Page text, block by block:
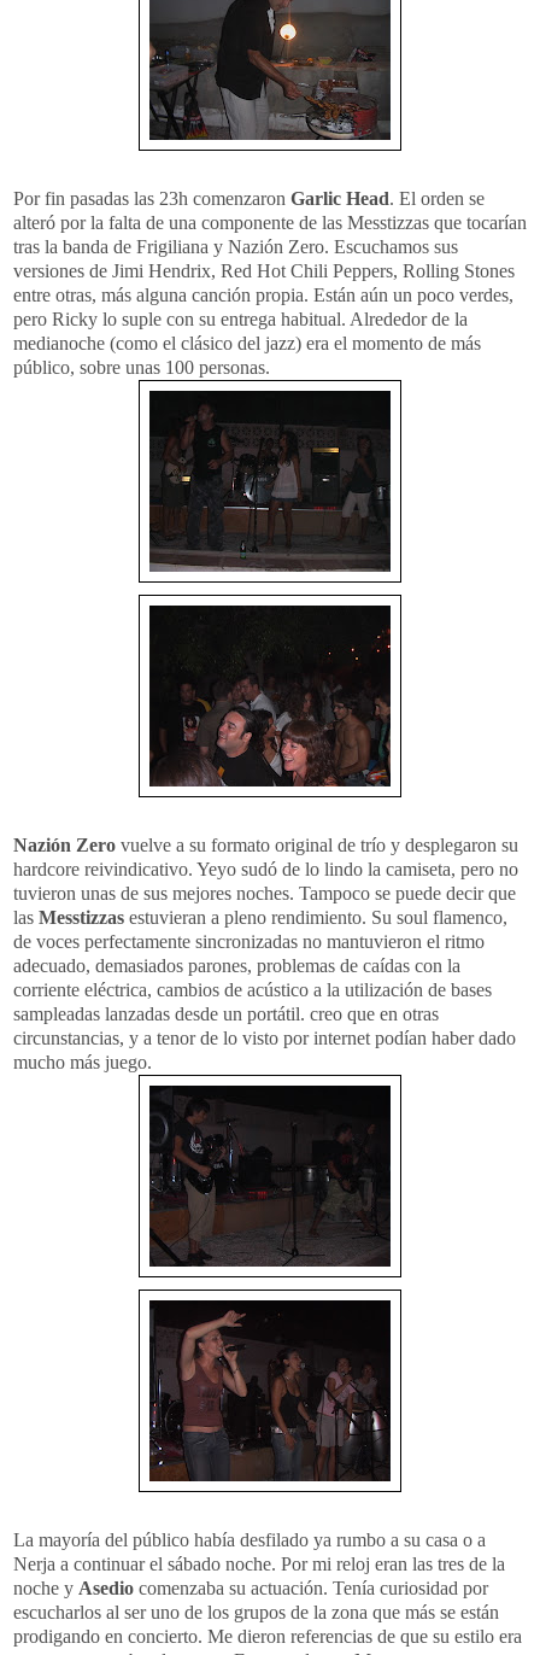
Por fin pasadas las 23h comenzaron Garlic Head. El orden se
alteró por la falta de una componente de las Messtizzas que tocarían
tras la banda de Frigiliana y Nazión Zero. Escuchamos sus
versiones de Jimi Hendrix, Red Hot Chili Peppers, Rolling Stones
entre otras, más alguna canción propia. Están aún un poco verdes,
pero Ricky lo suple con su entrega habitual. Alrededor de la
medianoche (como el clásico del jazz) era el momento de más
público, sobre unas 100 personas.
Nazión Zero vuelve a su formato original de trío y desplegaron su
hardcore reivindicativo. Yeyo sudó de lo lindo la camiseta, pero no
tuvieron unas de sus mejores noches. Tampoco se puede decir que
las Messtizzas estuvieran a pleno rendimiento. Su soul flamenco,
de voces perfectamente sincronizadas no mantuvieron el ritmo
adecuado, demasiados parones, problemas de caídas con la
corriente eléctrica, cambios de acústico a la utilización de bases
sampleadas lanzadas desde un portátil. creo que en otras
circunstancias, y a tenor de lo visto por internet podían haber dado
mucho más juego.
La mayoría del público había desfilado ya rumbo a su casa o a
Nerja a continuar el sábado noche. Por mi reloj eran las tres de la
noche y Asedio comenzaba su actuación. Tenía curiosidad por
escucharlos al ser uno de los grupos de la zona que más se están
prodigando en concierto. Me dieron referencias de que su estilo era